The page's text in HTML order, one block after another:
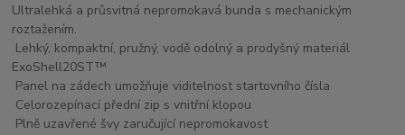
Ultralehká a průsvitná nepromokavá bunda s mechanickým
roztažením.
Lehký, kompaktní, pružný, vodě odolný a prodyšný materiál
ExoShell20ST™
Panel na zádech umožňuje viditelnost startovního čísla
Celorozepínací přední zip s vnitřní klopou
Plně uzavřené švy zaručující nepromokavost